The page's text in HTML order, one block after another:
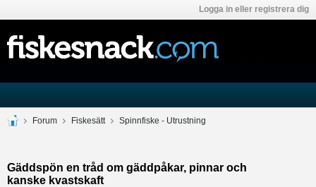
Logga in eller registrera dig
Forum Fiskesätt Spinnfiske - Utrustning
Gäddspön en tråd om gäddpåkar, pinnar och
kanske kvastskaft